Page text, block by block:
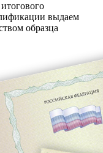
выдаем
образца